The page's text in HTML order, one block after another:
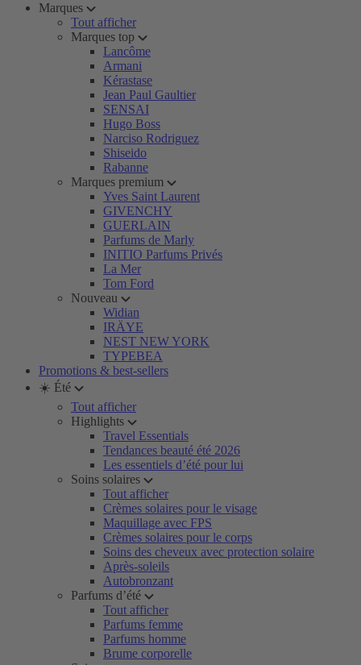
Marques
Tout afficher
Marques top
Lancôme
Armani
Kérastase
Jean Paul Gaultier
SENSAI
Hugo Boss
Narciso Rodriguez
Shiseido
Rabanne
Marques premium
Yves Saint Laurent
GIVENCHY
GUERLAIN
Parfums de Marly
INITIO Parfums Privés
La Mer
Tom Ford
Nouveau
Widian
IRÄYE
NEST NEW YORK
TYPEBEA
Promotions & best-sellers
☀️ Été
Tout afficher
Highlights
Travel Essentials
Tendances beauté été 2026
Les essentiels d’été pour lui
Soins solaires
Tout afficher
Crèmes solaires pour le visage
Maquillage avec FPS
Crèmes solaires pour le corps
Soins des cheveux avec protection solaire
Après-soleils
Autobronzant
Parfums d’été
Tout afficher
Parfums femme
Parfums homme
Brume corporelle